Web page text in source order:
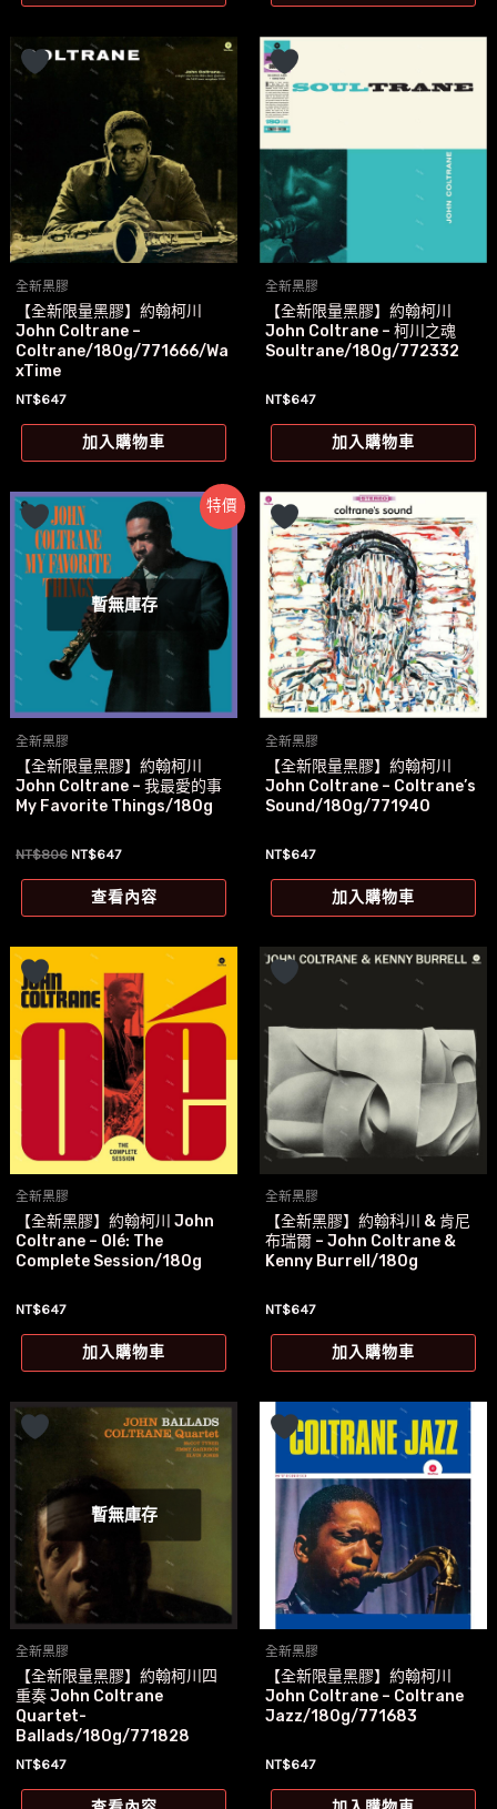
全新黑膠
【全新限量黑膠】約翰柯川
John Coltrane –
Coltrane/180g/771666/Wa
xTime
NT$647
加入購物車
全新黑膠
【全新限量黑膠】約翰柯川
John Coltrane – 柯川之魂
Soultrane/180g/772332
NT$647
加入購物車
特價
暫無庫存
全新黑膠
【全新限量黑膠】約翰柯川
John Coltrane – 我最愛的事
My Favorite Things/180g
NT$806 原
格：
NT$647目
價
格：
查看內容
全新黑膠
【全新限量黑膠】約翰柯川
John Coltrane – Coltrane’s
Sound/180g/771940
NT$647
加入購物車
全新黑膠
【全新黑膠】約翰柯川 John
Coltrane – Olé: The
Complete Session/180g
NT$647
加入購物車
全新黑膠
【全新黑膠】約翰科川 & 肯尼
布瑞爾 – John Coltrane &
Kenny Burrell/180g
NT$647
加入購物車
暫無庫存
全新黑膠
【全新限量黑膠】約翰柯川四
重奏 John Coltrane
Quartet-
Ballads/180g/771828
NT$647
全新黑膠
【全新限量黑膠】約翰柯川
John Coltrane – Coltrane
Jazz/180g/771683
NT$647